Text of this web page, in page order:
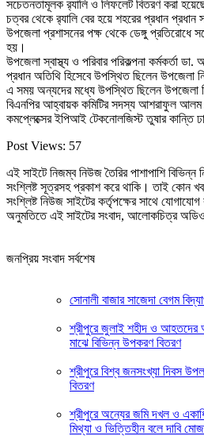
সচেতনতামূলক র‍্যালি ও লিফলেট বিতরণ করা
চত্বর থেকে র‍্যালি বের হয়ে শহরের প্রধান
উপজেলা প্রশাসনের পক্ষ থেকে ডেঙ্গু প্রতিরোধে
হয়।
উপজেলা স্বাস্থ্য ও পরিবার পরিকল্পনা কর্মকর্তা
প্রধান অতিথি হিসেবে উপস্থিত ছিলেন উপজেলা
এ সময় অন্যদের মধ্যে উপস্থিত ছিলেন উপজেলা
বিএনপির আহ্বায়ক কমিটির সদস্য আশরাফুল আলম
কমপ্লেক্সের ইপিআই টেকনোলজিস্ট তুষার কান্তি
Post Views: 57
এই সাইটে নিজম্ব নিউজ তৈরির পাশাপাশি
সংশ্লিষ্ট সূত্রসহ প্রকাশ করে থাকি। তাই কোন
সংশ্লিষ্ট নিউজ সাইটের কর্তৃপক্ষের সাথে
অনুমতিতে এই সাইটের সংবাদ, আলোকচিত্র
জনপ্রিয় সংবাদ সর্বশেষ
সোনালী বাজার সাজেদা বেগম
শ্রীপুরে জুলাই শহীদ ও আহতদের
মাঝে বিভিন্ন উপকরণ বিতরণ
শ্রীপুরে বিশ্ব জনসংখ্যা দিবস
বিতরণ
শ্রীপুরে অন্যের জমি দখল ও
মিথ্যা ও ভিত্তিহীন বলে দাবি